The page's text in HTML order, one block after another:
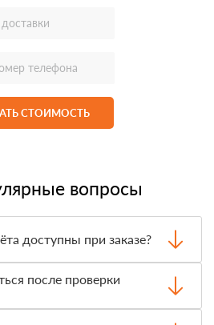
СТОИМОСТЬ
вопросы
доступны при заказе?
менеджер согласует с
после проверки